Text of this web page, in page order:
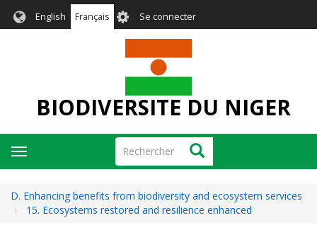
English Français User
account
menu
Se connecter
BIODIVERSITE DU NIGER
Rechercher Rechercher
Toggle
navigation
D. Enhancing benefits from biodiversity and ecosystem services
15. Ecosystems restored and resilience enhanced